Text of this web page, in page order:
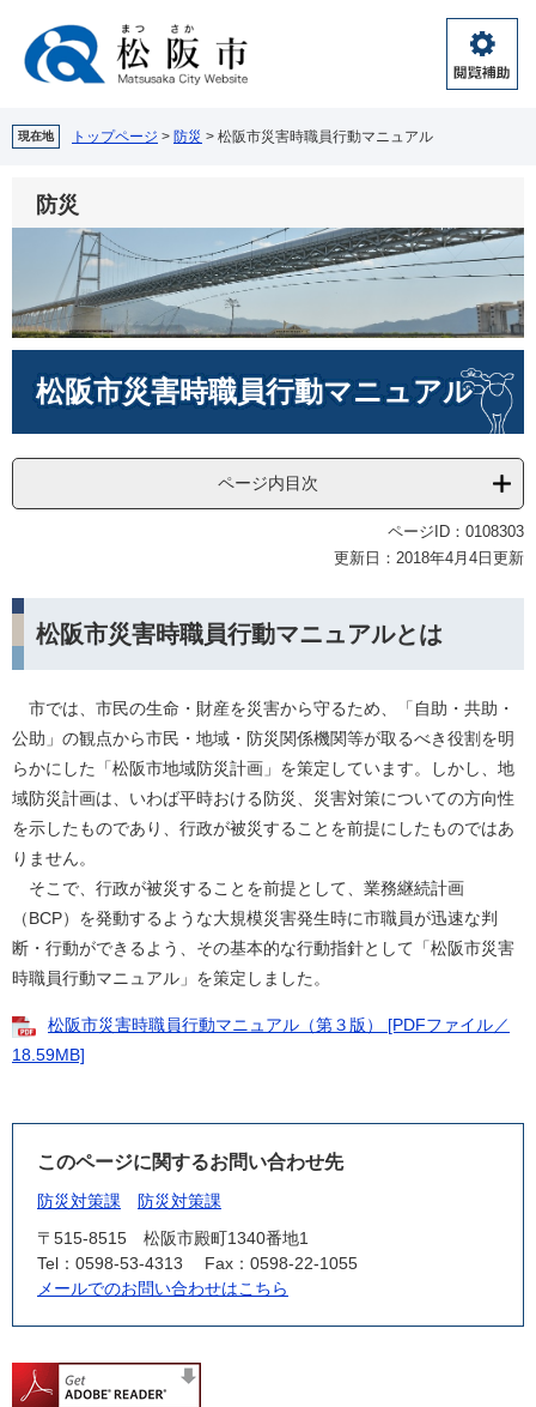
閲
覧
現在地 トップページ > 防災 > 松阪市災害時職員行動マニュアル
防災
松阪市災害時職員行動マニュアル
ページ内目次
ページID：0108303
更新日：2018年4月4日更新
松阪市災害時職員行動マニュアルとは
市では、市民の生命・財産を災害から守るため、「自助・共助・
公助」の観点から市民・地域・防災関係機関等が取るべき役割を明
らかにした「松阪市地域防災計画」を策定しています。しかし、地
域防災計画は、いわば平時おける防災、災害対策についての方向性
を示したものであり、行政が被災することを前提にしたものではあ
りません。
そこで、行政が被災することを前提として、業務継続計画
（BCP）を発動するような大規模災害発生時に市職員が迅速な判
断・行動ができるよう、その基本的な行動指針として「松阪市災害
時職員行動マニュアル」を策定しました。
松阪市災害時職員行動マニュアル（第３版） [PDFファイル／
18.59MB]
このページに関するお問い合わせ先
防災対策課
防災対策課
〒515-8515
松阪市殿町1340番地1
Tel：0598-53-4313
Fax：0598-22-1055
メールでのお問い合わせはこちら